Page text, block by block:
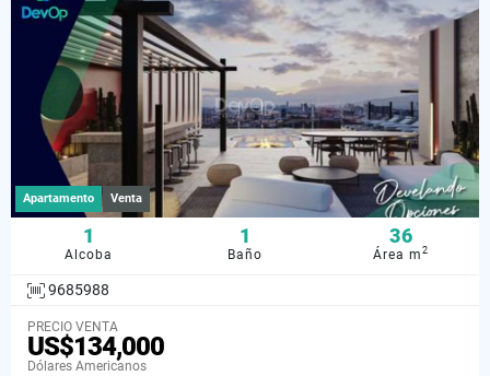
Apartamento Venta
1
Alcoba
1
Baño
36
Área m2
9685988
PRECIO VENTA
US$134,000
Dólares Americanos